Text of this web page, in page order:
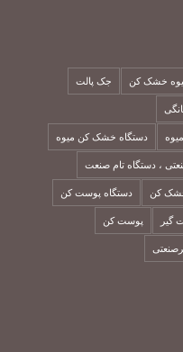
خشک کن جک پالت
دستگاه خشک کن میوه
، دستگاه تام صنعت
کن دستگاه پوست کن
گیر پوست کن